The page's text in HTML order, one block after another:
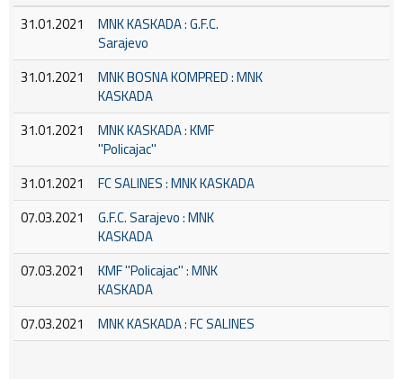
31.01.2021
MNK KASKADA : G.F.C.
Sarajevo
31.01.2021
MNK BOSNA KOMPRED : MNK
KASKADA
31.01.2021
MNK KASKADA : KMF
''Policajac''
31.01.2021
FC SALINES : MNK KASKADA
07.03.2021
G.F.C. Sarajevo : MNK
KASKADA
07.03.2021
KMF ''Policajac'' : MNK
KASKADA
07.03.2021
MNK KASKADA : FC SALINES